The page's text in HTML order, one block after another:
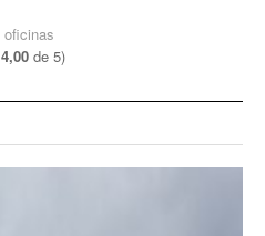
oficinas
4,00 de 5)